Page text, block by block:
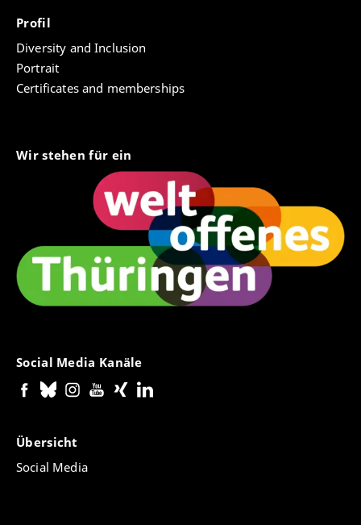
Profil
Diversity and Inclusion
Portrait
Certificates and memberships
Wir stehen für ein
Social Media Kanäle
Übersicht
Social Media